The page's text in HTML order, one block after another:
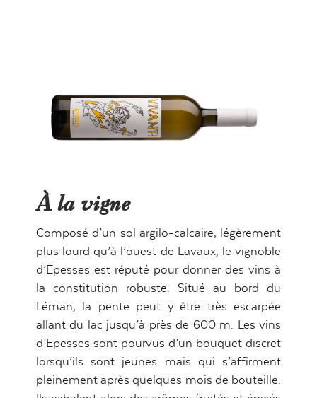
BRUNCH
SHOP
CONTACT
info@lacrausaz.ch
021 357 90 18
HORAIRES (MARS À OCTOBRE)
À la vigne
Composé d’un sol argilo-calcaire, légèrement
plus lourd qu’à l’ouest de Lavaux, le vignoble
d’Epesses est réputé pour donner des vins à
la constitution robuste. Situé au bord du
Léman, la pente peut y être très escarpée
allant du lac jusqu’à près de 600 m. Les vins
d’Epesses sont pourvus d’un bouquet discret
lorsqu’ils sont jeunes mais qui s’affirment
pleinement après quelques mois de bouteille.